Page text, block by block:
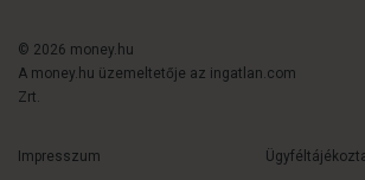
© 2026 money.hu
A money.hu üzemeltetője az ingatlan.com
Zrt.
Impresszum